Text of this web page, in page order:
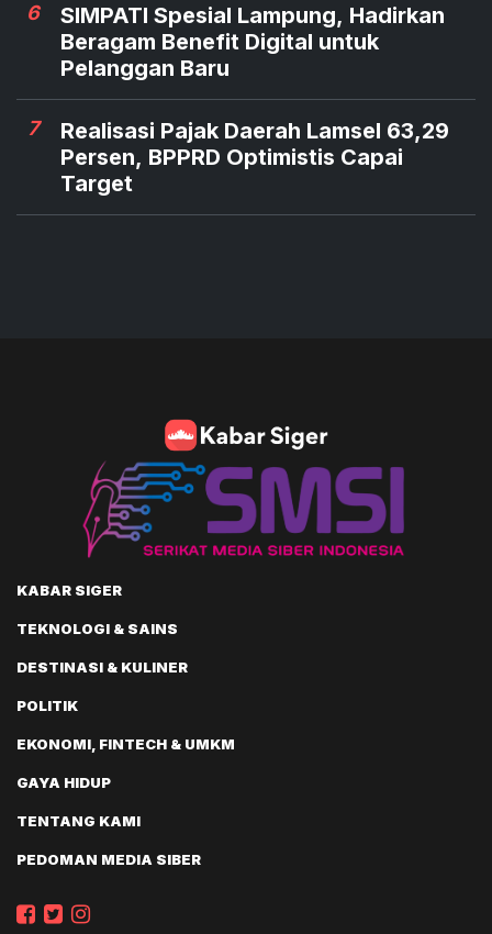
6
SIMPATI Spesial Lampung, Hadirkan
Beragam Benefit Digital untuk
Pelanggan Baru
7
Realisasi Pajak Daerah Lamsel 63,29
Persen, BPPRD Optimistis Capai
Target
KABAR SIGER
TEKNOLOGI & SAINS
DESTINASI & KULINER
POLITIK
EKONOMI, FINTECH & UMKM
GAYA HIDUP
TENTANG KAMI
PEDOMAN MEDIA SIBER